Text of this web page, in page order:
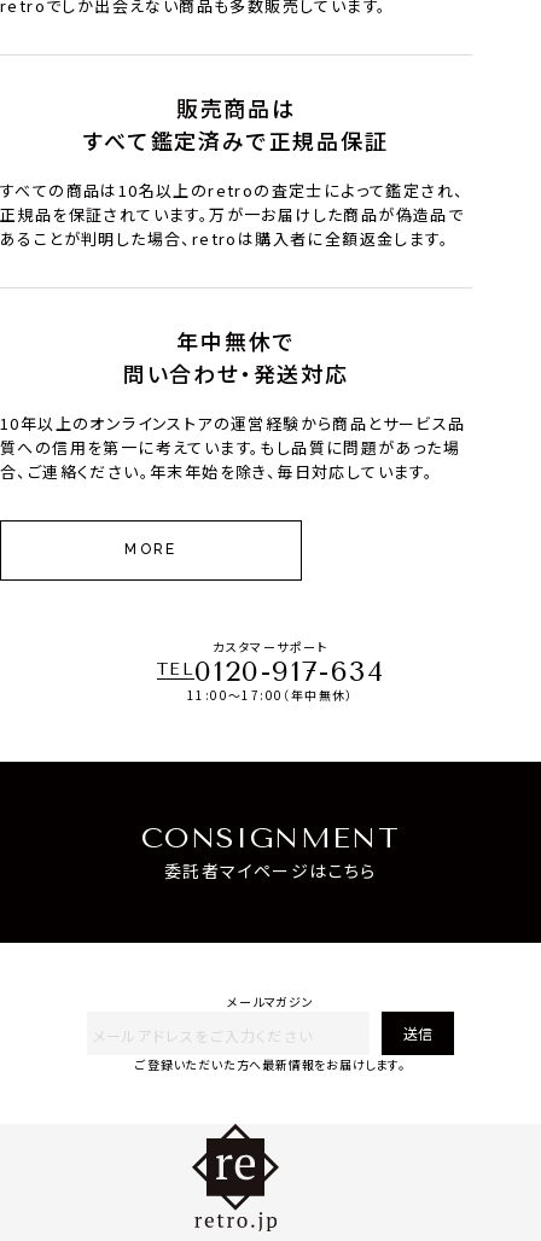
retroでしか出会えない商品も多数販売しています。
販売商品は
すべて鑑定済みで正規品保証
すべての商品は10名以上のretroの査定士によって鑑定され、
正規品を保証されています。万が一お届けした商品が偽造品で
あることが判明した場合、retroは購入者に全額返金します。
年中無休で
問い合わせ・発送対応
10年以上のオンラインストアの運営経験から商品とサービス品
質への信用を第一に考えています。もし品質に問題があった場
合、ご連絡ください。年末年始を除き、毎日対応しています。
MORE
カスタマーサポート
TEL0120-917-634
11:00～17:00（年中無休）
CONSIGNMENT
委託者マイページはこちら
メールマガジン
送信
ご登録いただいた方へ最新情報をお届けします。